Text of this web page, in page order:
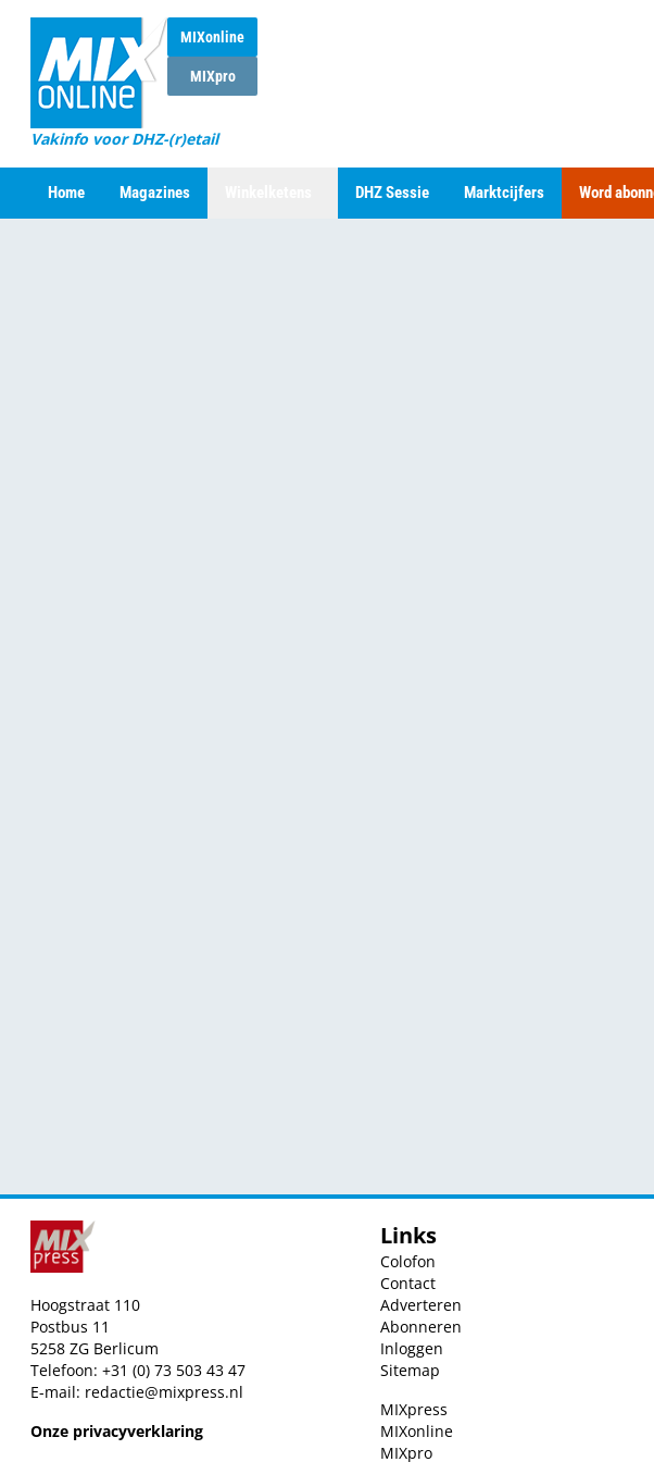
MIXonline
MIXpro
Vakinfo voor DHZ-(r)etail
Home Magazines DHZ Sessie Marktcijfers Word
Hoogstraat 110
Postbus 11
5258 ZG Berlicum
Telefoon: +31 (0) 73 503 43 47
E-mail: redactie@mixpress.nl
Onze privacyverklaring
Links
Colofon
Contact
Adverteren
Abonneren
Inloggen
Sitemap
MIXpress
MIXonline
MIXpro